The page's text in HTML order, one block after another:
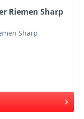
Riemen Sharp
Sharp